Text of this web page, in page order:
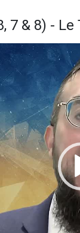
7 & 8) -